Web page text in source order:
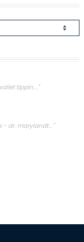
tippin..."
- dr. marylandt..."